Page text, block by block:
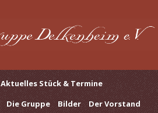
Aktuelles Stück & Termine
Die Gruppe Bilder Der Vorstand